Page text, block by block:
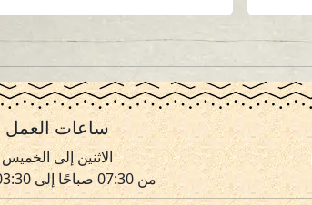
ساعات العمل
الاثنين إلى الخميس
من 07:30 صباحًا إلى 03:30 مساءً